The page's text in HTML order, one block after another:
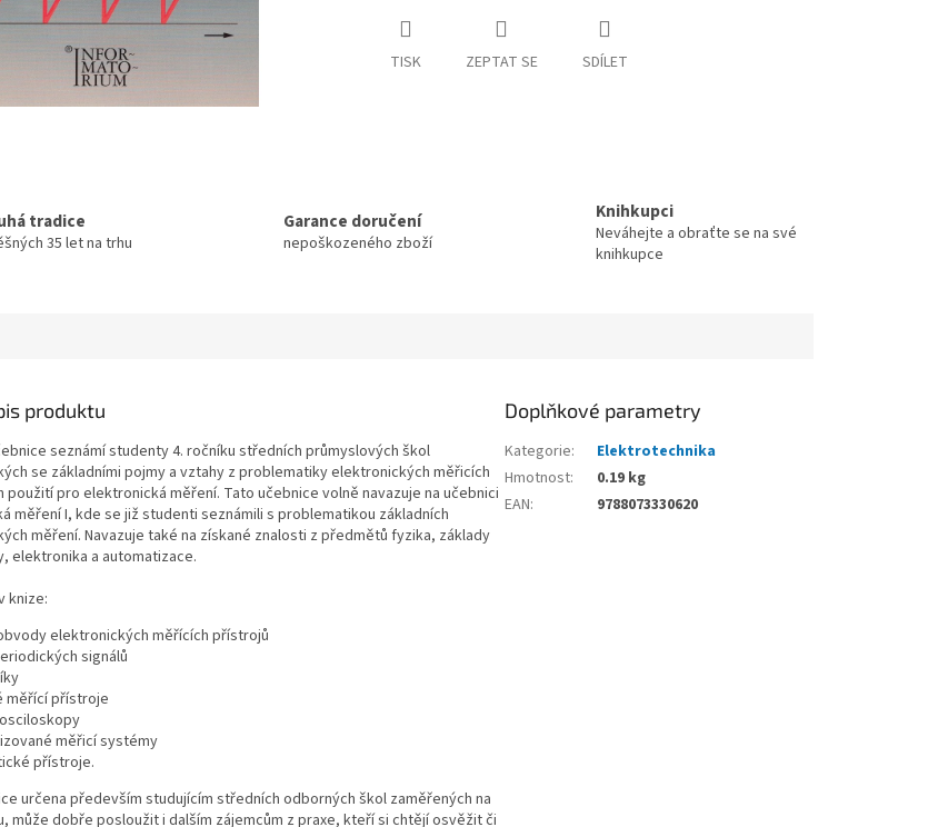
TISK ZEPTAT SE SDÍLET
tradice
35 let na trhu
Garance doručení
nepoškozeného zboží
Knihkupci
Neváhejte a obraťte se na své
knihkupce
produktu
seznámí studenty 4. ročníku středních průmyslových škol
se základními pojmy a vztahy z problematiky elektronických měřicích
použití pro elektronická měření. Tato učebnice volně navazuje na učebnici
měření I, kde se již studenti seznámili s problematikou základních
měření. Navazuje také na získané znalosti z předmětů fyzika, základy
elektronika a automatizace.
knize:
elektronických měřících přístrojů
signálů
měřící přístroje
měřicí systémy
přístroje.
určena především studujícím středních odborných škol zaměřených na
může dobře posloužit i dalším zájemcům z praxe, kteří si chtějí osvěžit či
Doplňkové parametry
Kategorie:
Elektrotechnika
Hmotnost:
0.19 kg
EAN: 9788073330620